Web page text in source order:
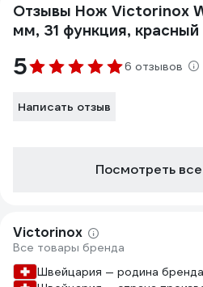
Отзывы Нож Victorinox
мм, 31 функция,
5 6 отзывов
Написать отзыв
Посмотреть
Victorinox
Все товары бренда
Швейцария — родина бренда